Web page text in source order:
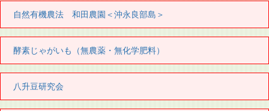
自然有機農法 和田農園＜沖永良部島＞
酵素じゃがいも（無農薬・無化学肥料）
八升豆研究会